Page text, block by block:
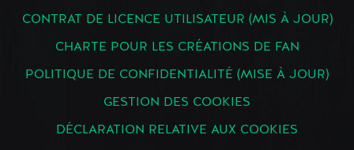
CONTRAT DE LICENCE UTILISATEUR (MIS À JOUR)
CHARTE POUR LES CRÉATIONS DE FAN
POLITIQUE DE CONFIDENTIALITÉ (MISE À JOUR)
GESTION DES COOKIES
DÉCLARATION RELATIVE AUX COOKIES